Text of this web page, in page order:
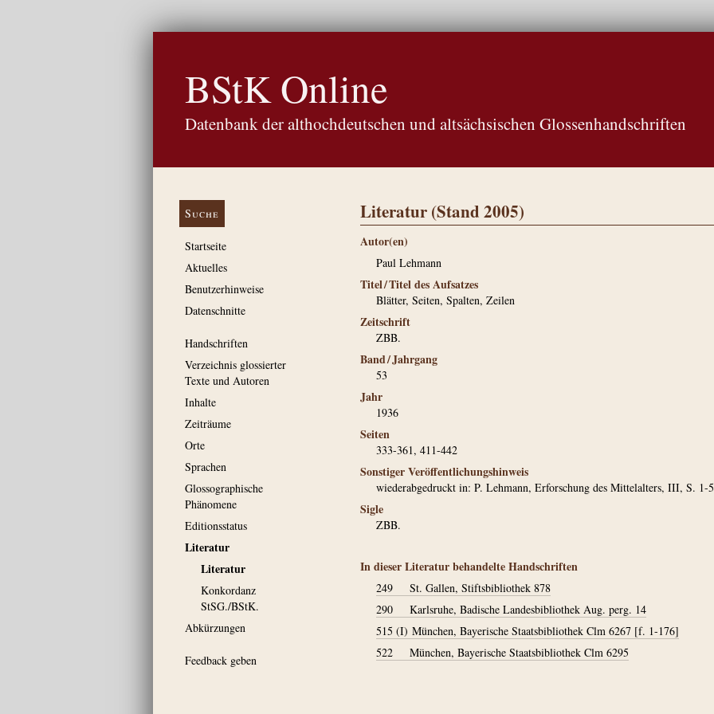
BStK Online
Datenbank der althochdeutschen und altsächsischen Glossenhandschriften
Suche
Startseite
Aktuelles
Benutzerhinweise
Datenschnitte
Handschriften
Verzeichnis glossierter
Texte und Autoren
Inhalte
Zeiträume
Orte
Sprachen
Glossographische
Phänomene
Editionsstatus
Literatur
Literatur
Konkordanz
StSG./BStK.
Abkürzungen
Feedback geben
Literatur (Stand 2005)
Autor(en)
Paul Lehmann
Titel / Titel des Aufsatzes
Blätter, Seiten, Spalten, Zeilen
Zeitschrift
ZBB.
Band / Jahrgang
53
Jahr
1936
Seiten
333-361, 411-442
Sonstiger Veröffentlichungshinweis
wiederabgedruckt in: P. Lehmann, Erforschung des Mittelalters, III, S. 1-
Sigle
ZBB.
In dieser Literatur behandelte Handschriften
249
St. Gallen, Stiftsbibliothek 878
290
Karlsruhe, Badische Landesbibliothek Aug. perg. 14
515 (I) München, Bayerische Staatsbibliothek Clm 6267 [f. 1-176]
522
München, Bayerische Staatsbibliothek Clm 6295